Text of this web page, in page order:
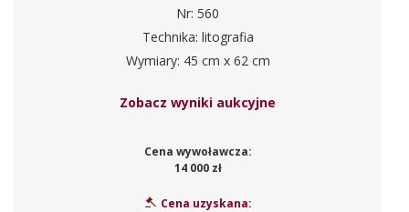
Nr: 560
Technika: litografia
Wymiary: 45 cm x 62 cm
Zobacz wyniki aukcyjne
Cena wywoławcza:
14 000 zł
Cena uzyskana: